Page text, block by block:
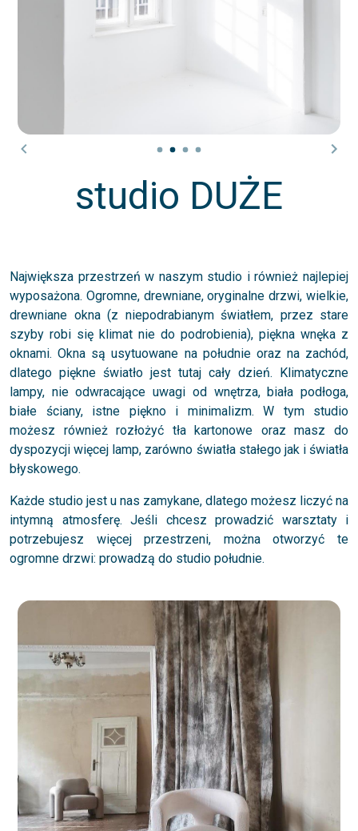
studio DUŻE
Największa przestrzeń w naszym studio i również najlepiej
wyposażona. Ogromne, drewniane, oryginalne drzwi, wielkie,
drewniane okna (z niepodrabianym światłem, przez stare
szyby robi się klimat nie do podrobienia), piękna wnęka z
oknami. Okna są usytuowane na południe oraz na zachód,
dlatego piękne światło jest tutaj cały dzień. Klimatyczne
lampy, nie odwracające uwagi od wnętrza, biała podłoga,
białe ściany, istne piękno i minimalizm. W tym studio
możesz również rozłożyć tła kartonowe oraz masz do
dyspozycji więcej lamp, zarówno światła stałego jak i światła
błyskowego.
Każde studio jest u nas zamykane, dlatego możesz liczyć na
intymną atmosferę. Jeśli chcesz prowadzić warsztaty i
potrzebujesz więcej przestrzeni, można otworzyć te
ogromne drzwi: prowadzą do studio południe.